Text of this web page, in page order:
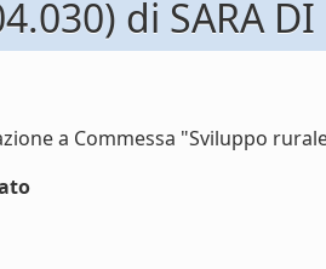
di SARA
a Commessa "Sviluppo